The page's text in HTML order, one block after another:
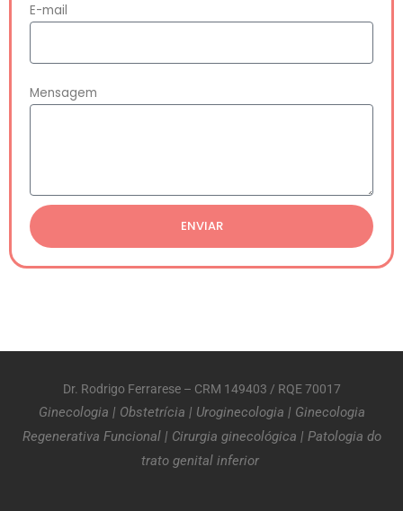
E-mail
Mensagem
ENVIAR
Dr. Rodrigo Ferrarese – CRM 149403 / RQE 70017
Ginecologia | Obstetrícia | Uroginecologia | Ginecologia
Regenerativa Funcional| Cirurgia ginecológica | Patologia do
trato genital inferior